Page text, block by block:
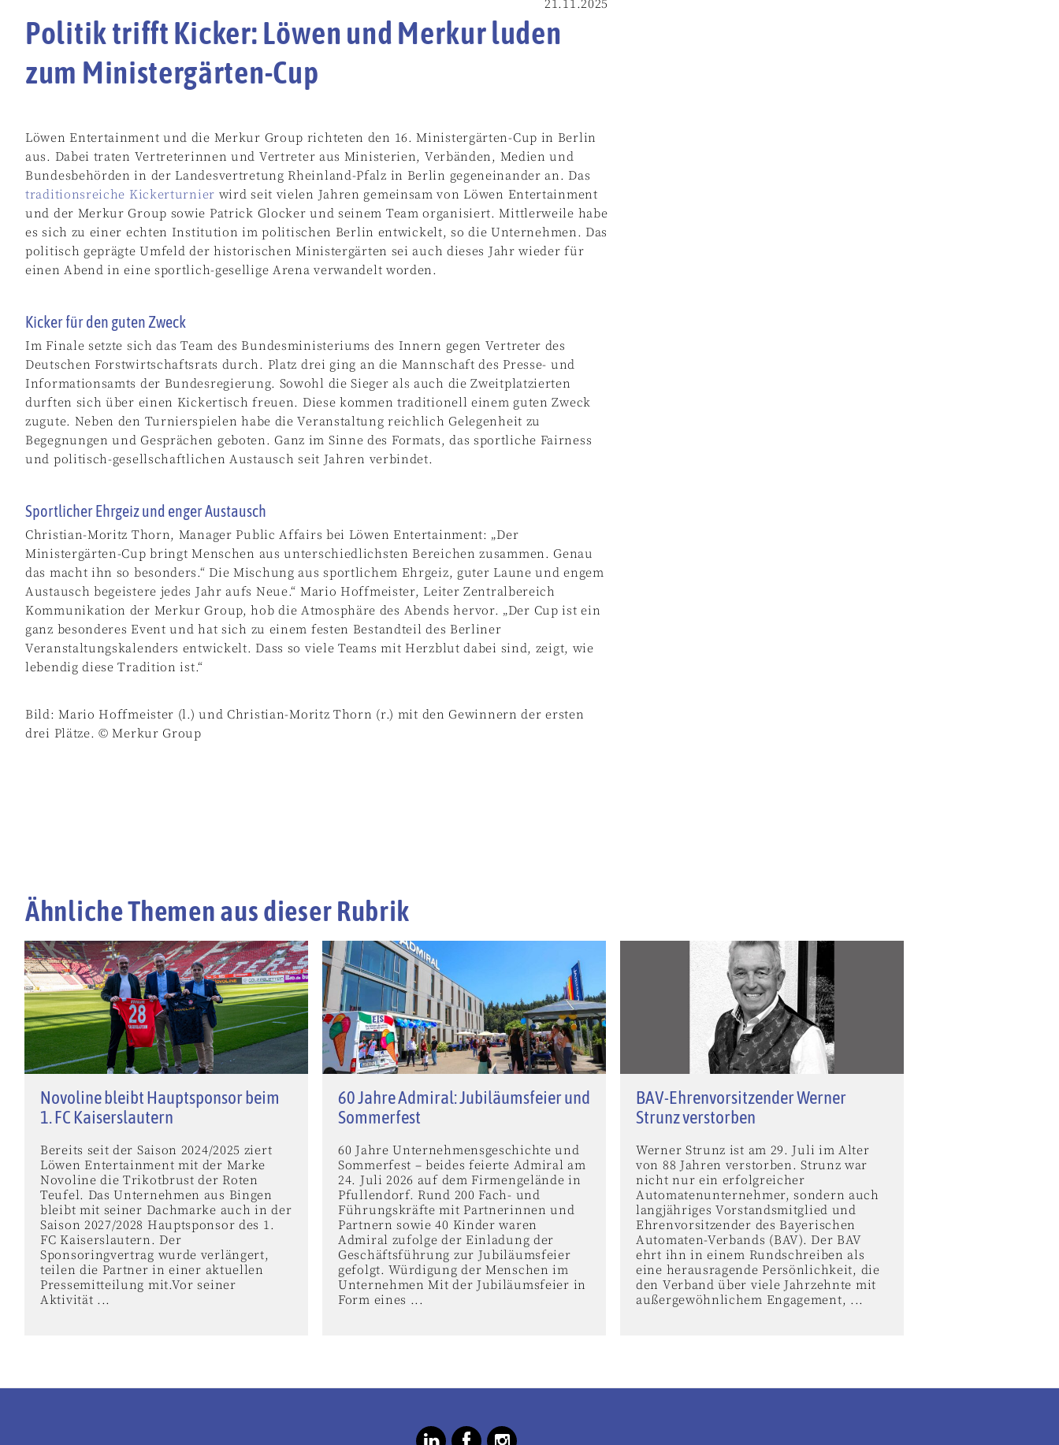
21.11.2025
Politik trifft Kicker: Löwen und Merkur luden
zum Ministergärten-Cup
Löwen Entertainment und die Merkur Group richteten den 16. Ministergärten-Cup in Berlin
aus. Dabei traten Vertreterinnen und Vertreter aus Ministerien, Verbänden, Medien und
Bundesbehörden in der Landesvertretung Rheinland-Pfalz in Berlin gegeneinander an. Das
traditionsreiche Kickerturnier wird seit vielen Jahren gemeinsam von Löwen Entertainment
und der Merkur Group sowie Patrick Glocker und seinem Team organisiert. Mittlerweile habe
es sich zu einer echten Institution im politischen Berlin entwickelt, so die Unternehmen. Das
politisch geprägte Umfeld der historischen Ministergärten sei auch dieses Jahr wieder für
einen Abend in eine sportlich-gesellige Arena verwandelt worden.
Kicker für den guten Zweck
Im Finale setzte sich das Team des Bundesministeriums des Innern gegen Vertreter des
Deutschen Forstwirtschaftsrats durch. Platz drei ging an die Mannschaft des Presse- und
Informationsamts der Bundesregierung. Sowohl die Sieger als auch die Zweitplatzierten
durften sich über einen Kickertisch freuen. Diese kommen traditionell einem guten Zweck
zugute. Neben den Turnierspielen habe die Veranstaltung reichlich Gelegenheit zu
Begegnungen und Gesprächen geboten. Ganz im Sinne des Formats, das sportliche Fairness
und politisch-gesellschaftlichen Austausch seit Jahren verbindet.
Sportlicher Ehrgeiz und enger Austausch
Christian-Moritz Thorn, Manager Public Affairs bei Löwen Entertainment: „Der
Ministergärten-Cup bringt Menschen aus unterschiedlichsten Bereichen zusammen. Genau
das macht ihn so besonders.“ Die Mischung aus sportlichem Ehrgeiz, guter Laune und engem
Austausch begeistere jedes Jahr aufs Neue.“ Mario Hoffmeister, Leiter Zentralbereich
Kommunikation der Merkur Group, hob die Atmosphäre des Abends hervor. „Der Cup ist ein
ganz besonderes Event und hat sich zu einem festen Bestandteil des Berliner
Veranstaltungskalenders entwickelt. Dass so viele Teams mit Herzblut dabei sind, zeigt, wie
lebendig diese Tradition ist.“
Bild: Mario Hoffmeister (l.) und Christian-Moritz Thorn (r.) mit den Gewinnern der ersten
drei Plätze. © Merkur Group
Ähnliche Themen aus dieser Rubrik
Novoline bleibt Hauptsponsor beim
1. FC Kaiserslautern
Bereits seit der Saison 2024/2025 ziert
Löwen Entertainment mit der Marke
Novoline die Trikotbrust der Roten
Teufel. Das Unternehmen aus Bingen
bleibt mit seiner Dachmarke auch in der
Saison 2027/2028 Hauptsponsor des 1.
FC Kaiserslautern. Der
Sponsoringvertrag wurde verlängert,
teilen die Partner in einer aktuellen
Pressemitteilung mit.Vor seiner
Aktivität ...
60 Jahre Admiral: Jubiläumsfeier und
Sommerfest
60 Jahre Unternehmensgeschichte und
Sommerfest – beides feierte Admiral am
24. Juli 2026 auf dem Firmengelände in
Pfullendorf. Rund 200 Fach- und
Führungskräfte mit Partnerinnen und
Partnern sowie 40 Kinder waren
Admiral zufolge der Einladung der
Geschäftsführung zur Jubiläumsfeier
gefolgt. Würdigung der Menschen im
Unternehmen Mit der Jubiläumsfeier in
Form eines ...
BAV-Ehrenvorsitzender Werner
Strunz verstorben
Werner Strunz ist am 29. Juli im Alter
von 88 Jahren verstorben. Strunz war
nicht nur ein erfolgreicher
Automatenunternehmer, sondern auch
langjähriges Vorstandsmitglied und
Ehrenvorsitzender des Bayerischen
Automaten-Verbands (BAV). Der BAV
ehrt ihn in einem Rundschreiben als
eine herausragende Persönlichkeit, die
den Verband über viele Jahrzehnte mit
außergewöhnlichem Engagement, ...